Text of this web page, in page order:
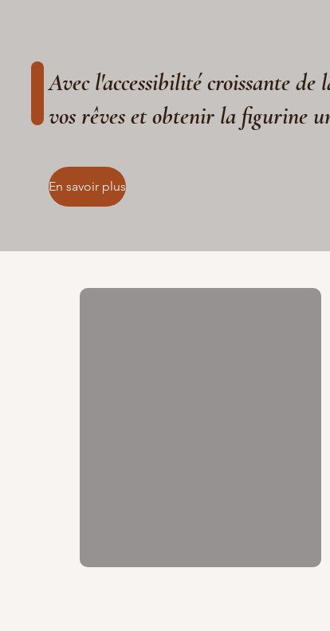
Avec l'accessibilité croissante
vos rêves et obtenir la figurine
En savoir plus